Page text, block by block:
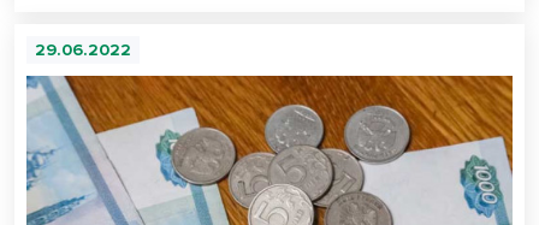
29.06.2022